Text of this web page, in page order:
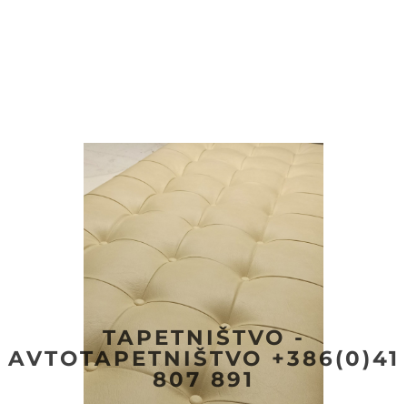
TAPETNIŠTVO -
AVTOTAPETNIŠTVO +386(0)41
807 891